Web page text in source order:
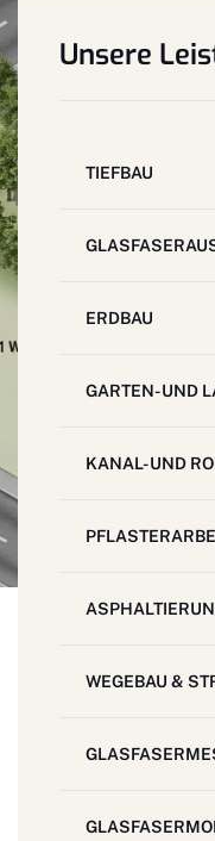
Unsere
TIEFBAU
ERDBAU
GARTEN- UND
KANAL- UND
WEGEBAU &